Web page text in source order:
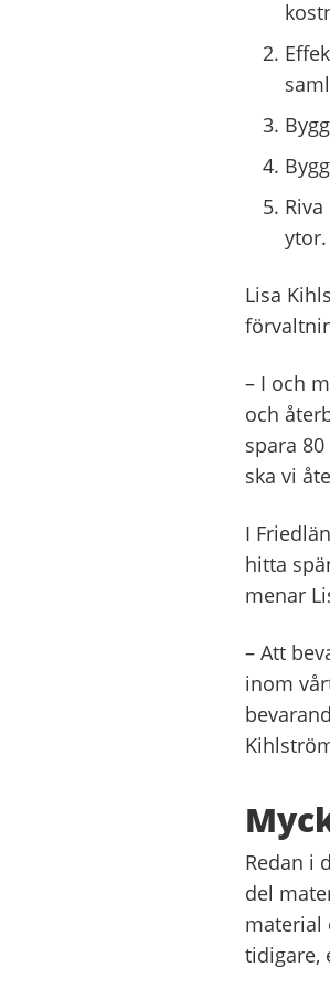
ytor.
Lisa
– I och
och
spara
ska vi
I
hitta
menar
– Att
inom
Redan i
del
material
tidigare,